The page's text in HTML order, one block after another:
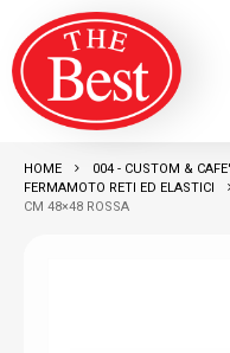
main
content
Products
search
HOME 004 - CUSTOM &
FERMAMOTO RETI ED ELASTICI
CM 48×48 ROSSA